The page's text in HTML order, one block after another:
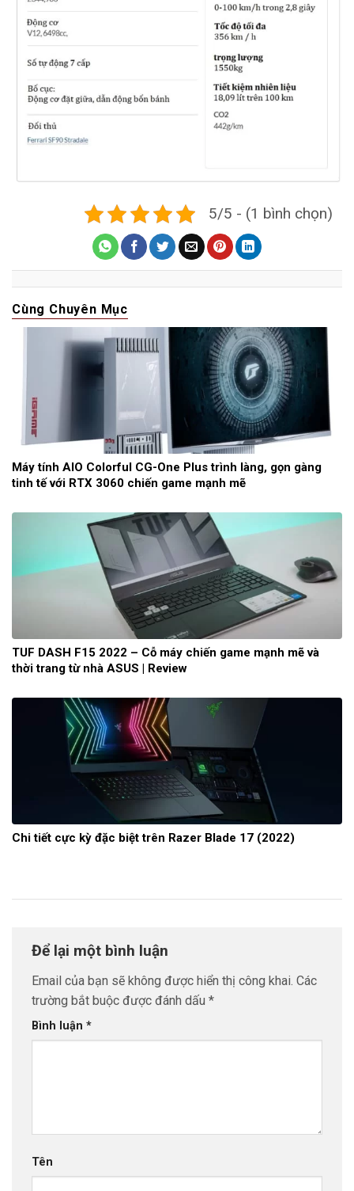
5/5 - (1 bình chọn)
Cùng Chuyên Mục
Máy tính AIO Colorful CG-One Plus trình làng, gọn gàng
tinh tế với RTX 3060 chiến game mạnh mẽ
TUF DASH F15 2022 – Cỗ máy chiến game mạnh mẽ và
thời trang từ nhà ASUS | Review
Chi tiết cực kỳ đặc biệt trên Razer Blade 17 (2022)
Để lại một bình luận
Email của bạn sẽ không được hiển thị công khai. Các
trường bắt buộc được đánh dấu *
Bình luận *
Tên